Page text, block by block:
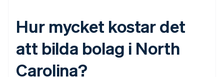
Hur mycket kostar det
att bilda bolag i North
Carolina?